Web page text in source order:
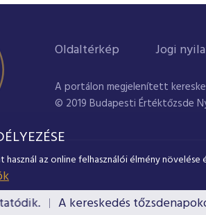
A kereskedés
Oldaltérkép Jogi
A portálon megjelenített
© 2019 Budapesti Értéktőzsde
az online felhasználói élmény